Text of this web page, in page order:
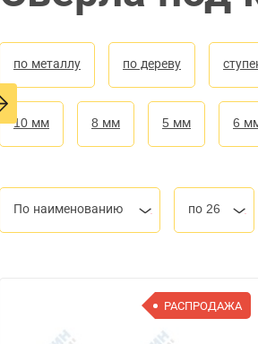
по металлу по дереву
10 мм 8 мм 5 мм 6
По наименованию по 26
РАСПРОДАЖА